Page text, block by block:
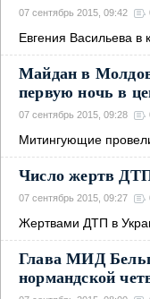
07 сентябрь 2015, 09:42
Евгения Васильева в
Майдан в
первую ночь в
07 сентябрь 2015, 09:28
Митингующие
Число жертв
07 сентябрь 2015, 09:27
Жертвами ДТП в
Глава МИД
нормандской